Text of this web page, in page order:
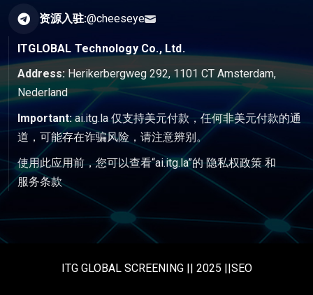
资源入驻:@cheeseye
ITGLOBAL Technology Co., Ltd.
Address: Herikerbergweg 292, 1101 CT Amsterdam,
Nederland
Important:ai.itg.la 仅支持美元付款，任何非美元付款的通
道，可能存在诈骗风险，请注意辨别。
使用此应用前，您可以查看“ai.itg.la”的隐私权政策和
服务条款
ITG GLOBAL SCREENING || 2025 ||SEO